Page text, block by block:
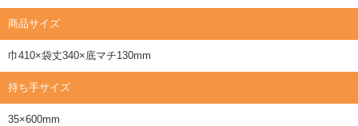
商品サイズ
巾410×袋丈340×底マチ130mm
持ち手サイズ
35×600mm